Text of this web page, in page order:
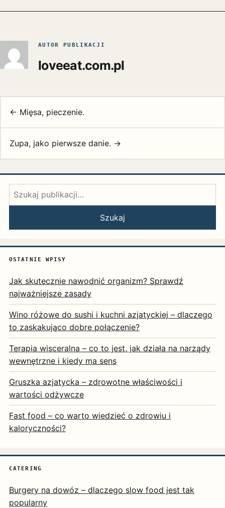
AUTOR PUBLIKACJI
loveeat.com.pl
← Mięsa, pieczenie.
Zupa, jako pierwsze danie. →
Szukaj:
Szukaj
OSTATNIE WPISY
Jak skutecznie nawodnić organizm? Sprawdź
najważniejsze zasady
Wino różowe do sushi i kuchni azjatyckiej – dlaczego
to zaskakująco dobre połączenie?
Terapia wisceralna – co to jest, jak działa na narządy
wewnętrzne i kiedy ma sens
Gruszka azjatycka – zdrowotne właściwości i
wartości odżywcze
Fast food – co warto wiedzieć o zdrowiu i
kaloryczności?
CATERING
Burgery na dowóz – dlaczego slow food jest tak
popularny